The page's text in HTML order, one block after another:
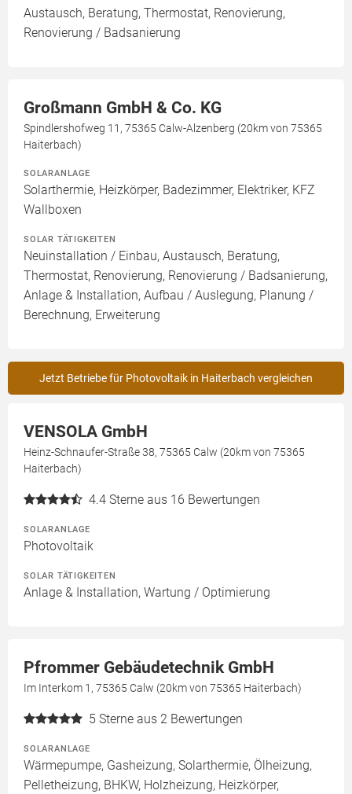
Austausch, Beratung, Thermostat, Renovierung,
Renovierung / Badsanierung
Großmann GmbH & Co. KG
Spindlershofweg 11, 75365 Calw-Alzenberg (20km von 75365
Haiterbach)
SOLARANLAGE
Solarthermie, Heizkörper, Badezimmer, Elektriker, KFZ
Wallboxen
SOLAR TÄTIGKEITEN
Neuinstallation / Einbau, Austausch, Beratung,
Thermostat, Renovierung, Renovierung / Badsanierung,
Anlage & Installation, Aufbau / Auslegung, Planung /
Berechnung, Erweiterung
Jetzt Betriebe für Photovoltaik in Haiterbach vergleichen
VENSOLA GmbH
Heinz-Schnaufer-Straße 38, 75365 Calw (20km von 75365
Haiterbach)
4.4 Sterne aus 16 Bewertungen
SOLARANLAGE
Photovoltaik
SOLAR TÄTIGKEITEN
Anlage & Installation, Wartung / Optimierung
Pfrommer Gebäudetechnik GmbH
Im Interkom 1, 75365 Calw (20km von 75365 Haiterbach)
5 Sterne aus 2 Bewertungen
SOLARANLAGE
Wärmepumpe, Gasheizung, Solarthermie, Ölheizung,
Pelletheizung, BHKW, Holzheizung, Heizkörper,